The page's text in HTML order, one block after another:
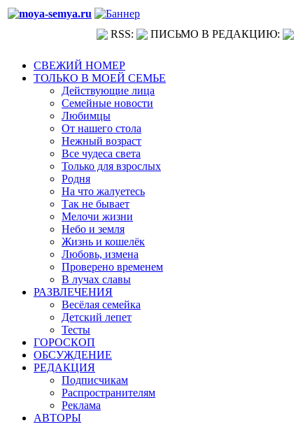
RSS: ПИСЬМО В РЕДАКЦИЮ:
СВЕЖИЙ НОМЕР
ТОЛЬКО В МОЕЙ СЕМЬЕ
Действующие лица
Семейные новости
Любимцы
От нашего стола
Нежный возраст
Все чудеса света
Только для взрослых
Родня
На что жалуетесь
Так не бывает
Мелочи жизни
Небо и земля
Жизнь и кошелёк
Любовь, измена
Проверено временем
В лучах славы
РАЗВЛЕЧЕНИЯ
Весёлая семейка
Детский лепет
Тесты
ГОРОСКОП
ОБСУЖДЕНИЕ
РЕДАКЦИЯ
Подписчикам
Распространителям
Реклама
АВТОРЫ